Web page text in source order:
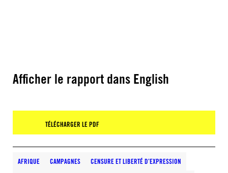
Afficher le rapport dans English
TÉLÉCHARGER LE PDF
AFRIQUE CAMPAGNES CENSURE ET LIBERTÉ D’EXPRESSION